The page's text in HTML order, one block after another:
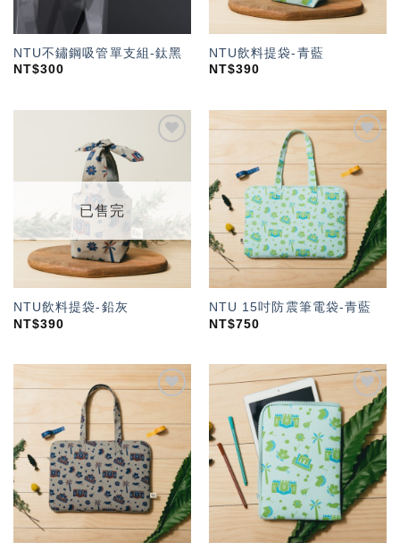
NTU不鏽鋼吸管單支組-鈦黑
NT$300
NTU飲料提袋-青藍
NT$390
望輕
已售完
NTU飲料提袋-鉛灰
NT$390
「願
NTU 15吋防震筆電袋-青藍
NT$750
「願
望輕
加入
「願
望輕
單」